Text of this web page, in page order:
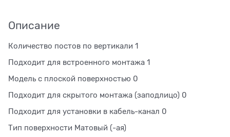
Описание
Количество постов по вертикали 1
Подходит для встроенного монтажа 1
Модель с плоской поверхностью 0
Подходит для скрытого монтажа (заподлицо) 0
Подходит для установки в кабель-канал 0
Тип поверхности Матовый (-ая)